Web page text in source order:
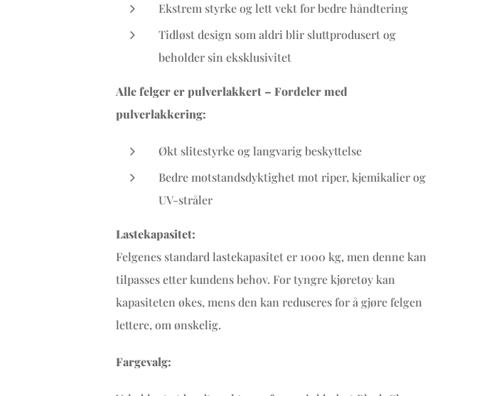
Ekstrem styrke og lett vekt for bedre håndtering
Tidløst design som aldri blir sluttprodusert og
beholder sin eksklusivitet
Alle felger er pulverlakkert – Fordeler med
pulverlakkering:
Økt slitestyrke og langvarig beskyttelse
Bedre motstandsdyktighet mot riper, kjemikalier og
UV-stråler
Lastekapasitet:
Felgenes standard lastekapasitet er 1000 kg, men denne kan
tilpasses etter kundens behov. For tyngre kjøretøy kan
kapasiteten økes, mens den kan reduseres for å gjøre felgen
lettere, om ønskelig.
Fargevalg: